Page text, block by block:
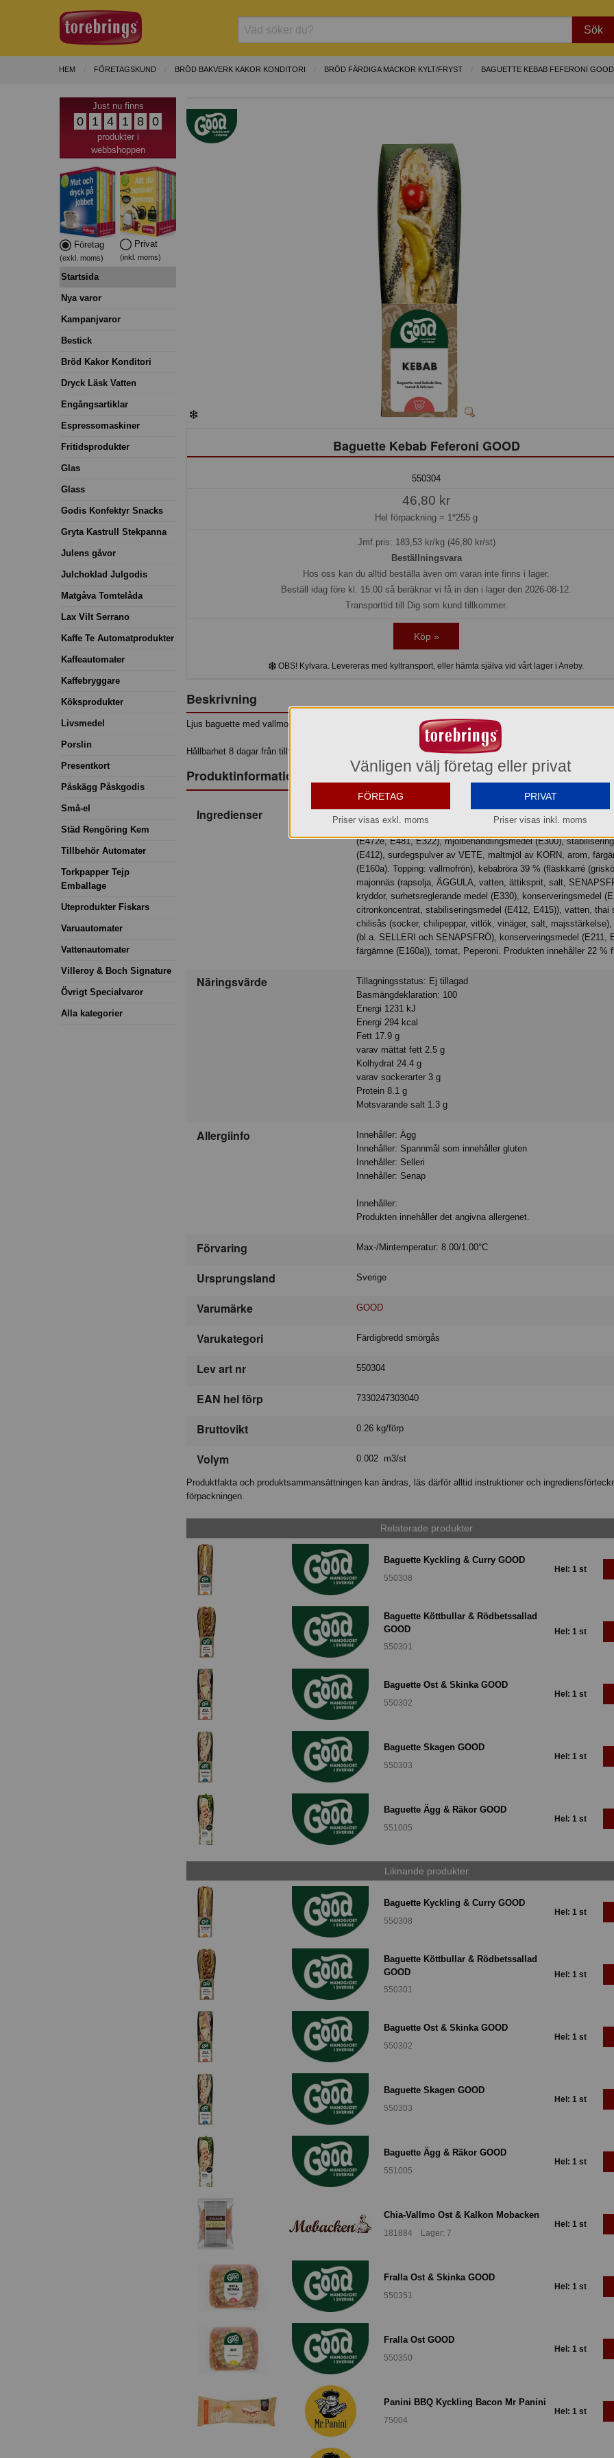
Sök
HEM FÖRETAGSKUND BRÖD BAKVERK KAKOR KONDITORI BRÖD FÄRDIGA MACKOR KYLT/FRYST BAGUETTE KEBAB FEFERONI GOOD
Just nu finns
0 1 4 1 8 0
produkter i
webbshoppen
Företag
(exkl. moms)
Privat
(inkl. moms)
Startsida
Nya varor
Kampanjvaror
Bestick
Bröd Kakor Konditori
Dryck Läsk Vatten
Engångsartiklar
Espressomaskiner
Fritidsprodukter
Glas
Glass
Godis Konfektyr Snacks
Gryta Kastrull Stekpanna
Julens gåvor
Julchoklad Julgodis
Matgåva Tomtelåda
Lax Vilt Serrano
Kaffe Te Automatprodukter
Kaffeautomater
Kaffebryggare
Köksprodukter
Livsmedel
Porslin
Presentkort
Påskägg Påskgodis
Små-el
Städ Rengöring Kem
Tillbehör Automater
Torkpapper Tejp
Emballage
Uteprodukter Fiskars
Varuautomater
Vattenautomater
Villeroy & Boch Signature
Övrigt Specialvaror
Alla kategorier
Baguette Kebab Feferoni GOOD
550304
46,80 kr
Hel förpackning = 1*255 g
Jmf.pris: 183,53kr/kg (46,80 kr/st)
Beställningsvara
Hos oss kan du alltid beställa även om varan inte finns i lager.
Beställ idag före kl. 15:00 så beräknar vi få in den i lager den 2026-08-12.
Transporttid till Dig som kund tillkommer.
Köp »
OBS! Kylvara. Levereras med kyltransport, eller hämta själva vid vårt lager i Aneby.
Beskrivning
Ljus baguette med vallmofrö, krämig kebabröra med härlig kryddmix, fräsch tomat & hetta från feferoni.
Hållbarhet 8 dagar från tillverkning.
Produktinformation
Ingredienser
VETEGLUTEN, VETEskålning, salt, druvsocker, jäst,
(E472e, E481, E322), mjölbehandlingsmedel (E300),
(E412), surdegspulver av VETE, maltmjöl av KORN, arom,
(E160a). Topping: vallmofrön), kebabröra 39 % (fläskkarré
majonnäs (rapsolja, ÄGGULA, vatten, ättiksprit, salt,
kryddor, surhetsreglerande medel (E330), konserveringsmedel
citronkoncentrat, stabiliseringsmedel (E412, E415)), vatten, thai
chilisås (socker, chilipeppar, vitlök, vinäger, salt, majsstärkelse),
(bl.a. SELLERI och SENAPSFRÖ), konserveringsmedel (E211,
färgämne (E160a)), tomat, Peperoni. Produkten innehåller 22 %
Näringsvärde
Tillagningsstatus: Ej tillagad
Basmängdeklaration: 100
Energi 1231 kJ
Energi 294 kcal
Fett 17.9 g
varav mättat fett 2.5 g
Kolhydrat 24.4 g
varav sockerarter 3 g
Protein 8.1 g
Motsvarande salt 1.3 g
Allergiinfo
Innehåller: Ägg
Innehåller: Spannmål som innehåller gluten
Innehåller: Selleri
Innehåller: Senap
Innehåller:
Produkten innehåller det angivna allergenet.
Förvaring Max-/Mintemperatur: 8.00/1.00°C
Ursprungsland Sverige
Varumärke GOOD
Varukategori Färdigbredd smörgås
Lev art nr 550304
EAN hel förp 7330247303040
Bruttovikt 0.26 kg/förp
Volym 0.002 m3/st
Produktfakta och produktsammansättningen kan ändras, läs därför alltid instruktioner och
förpackningen.
Relaterade produkter
Baguette Kyckling & Curry GOOD
550308
Hel: 1 st
Baguette Köttbullar & Rödbetssallad
GOOD
550301
Hel: 1 st
Baguette Ost & Skinka GOOD
550302
Hel: 1 st
Baguette Skagen GOOD
550303
Hel: 1 st
Baguette Ägg & Räkor GOOD
551005
Hel: 1 st
Liknande produkter
Baguette Kyckling & Curry GOOD
550308
Hel: 1 st
Baguette Köttbullar & Rödbetssallad
GOOD
550301
Hel: 1 st
Baguette Ost & Skinka GOOD
550302
Hel: 1 st
Baguette Skagen GOOD
550303
Hel: 1 st
Baguette Ägg & Räkor GOOD
551005
Hel: 1 st
Chia-Vallmo Ost & Kalkon Mobacken
181884 Lager: 7
Hel: 1 st
Fralla Ost & Skinka GOOD
550351
Hel: 1 st
Fralla Ost GOOD
550350
Hel: 1 st
Panini BBQ Kyckling Bacon Mr Panini
75004
Hel: 1 st
Vänligen välj företag eller privat
FÖRETAG
Priser visas exkl. moms
PRIVAT
Priser visas inkl. moms